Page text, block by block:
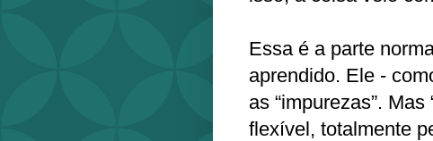
Essa é a parte
aprendido. Ele -
as “impurezas”.
flexível, totalmente